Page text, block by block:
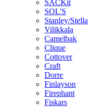
SACKit
SOL'S
Stanley/Stella
Vilikkala
Camelbak
Clique
Cottover
Craft
Dorre
Finlayson
Firephant
Fiskars